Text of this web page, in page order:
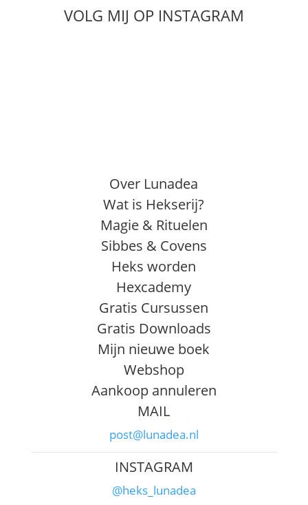
VOLG MIJ OP INSTAGRAM
Over Lunadea
Wat is Hekserij?
Magie & Rituelen
Sibbes & Covens
Heks worden
Hexcademy
Gratis Cursussen
Gratis Downloads
Mijn nieuwe boek
Webshop
Aankoop annuleren
MAIL
post@lunadea.nl
INSTAGRAM
@heks_lunadea